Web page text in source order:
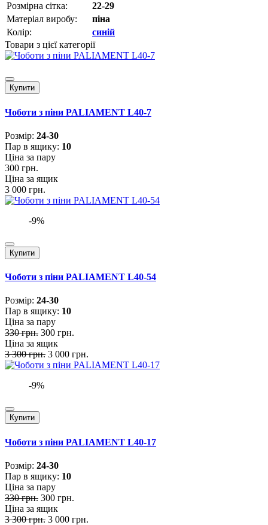
Розмірна сітка:
22-29
Матеріал виробу:
піна
Колір:
синій
Товари з цієї категорії
Купити
Чоботи з піни PALIAMENT L40-7
Розмiр: 24-30
Пар в ящику: 10
Ціна за пару
300 грн.
Ціна за ящик
3 000 грн.
-9%
Купити
Чоботи з піни PALIAMENT L40-54
Розмiр: 24-30
Пар в ящику: 10
Ціна за пару
330 грн. 300 грн.
Ціна за ящик
3 300 грн. 3 000 грн.
-9%
Купити
Чоботи з піни PALIAMENT L40-17
Розмiр: 24-30
Пар в ящику: 10
Ціна за пару
330 грн. 300 грн.
Ціна за ящик
3 300 грн. 3 000 грн.